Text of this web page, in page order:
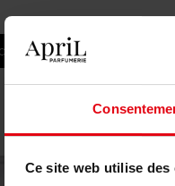
Ce site web utilise des